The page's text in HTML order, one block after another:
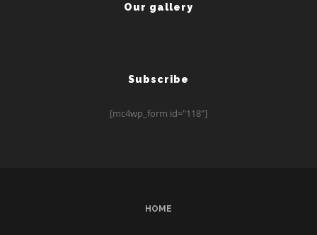
Our gallery
Subscribe
[mc4wp_form id="118"]
HOME